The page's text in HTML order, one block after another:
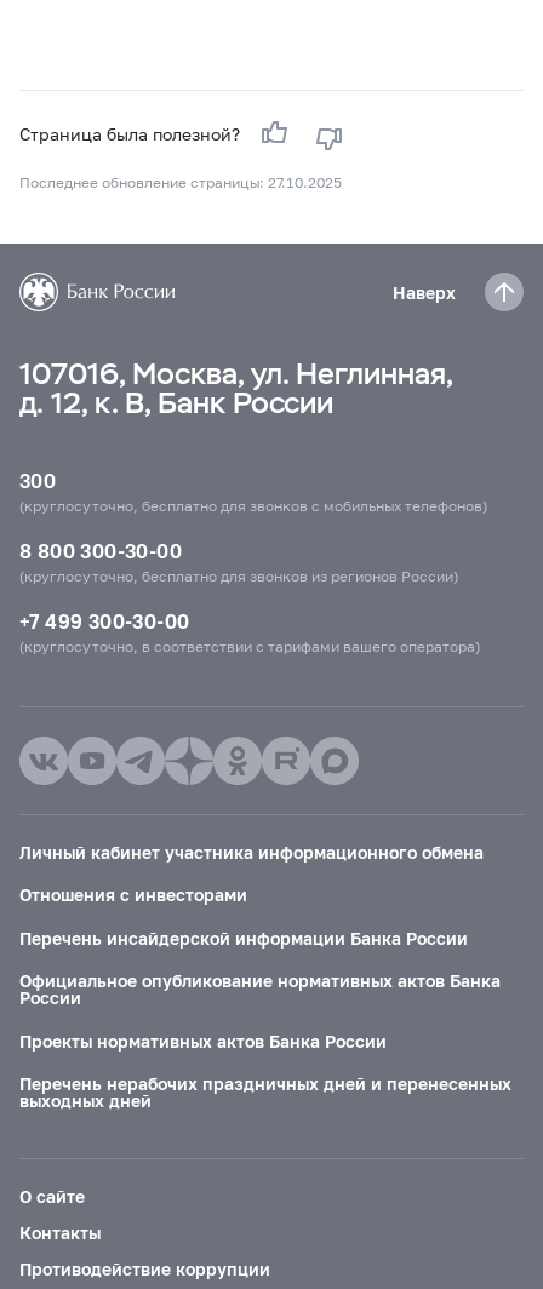
Страница была полезной?
Последнее обновление страницы: 27.10.2025
Наверх
107016, Москва, ул. Неглинная,
д. 12, к. В, Банк России
300
(круглосуточно, бесплатно для звонков с мобильных телефонов)
8 800 300-30-00
(круглосуточно, бесплатно для звонков из регионов России)
+7 499 300-30-00
(круглосуточно, в соответствии с тарифами вашего оператора)
Личный кабинет участника информационного обмена
Отношения с инвесторами
Перечень инсайдерской информации Банка России
Официальное опубликование нормативных актов Банка
России
Проекты нормативных актов Банка России
Перечень нерабочих праздничных дней и перенесенных
выходных дней
О сайте
Контакты
Противодействие коррупции